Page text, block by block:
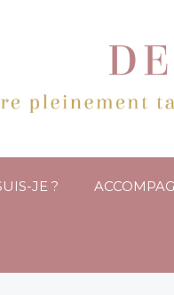
JE ?